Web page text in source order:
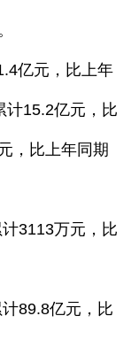
亿元，比上年
计15.2亿元，比
，比上年同期
计3113万元，比
计89.8亿元，比